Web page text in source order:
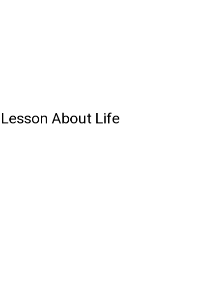
About Life